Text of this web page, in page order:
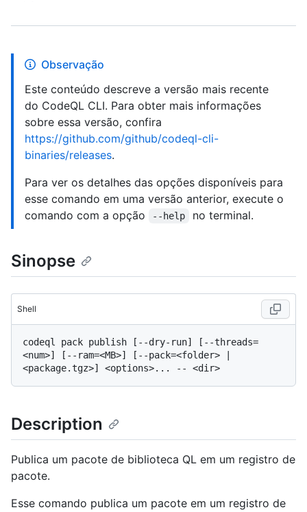
Observação
Este conteúdo descreve a versão mais recente
do CodeQL CLI. Para obter mais informações
sobre essa versão, confira
https://github.com/github/codeql-cli-
binaries/releases.
Para ver os detalhes das opções disponíveis para
esse comando em uma versão anterior, execute o
comando com a opção
--help no terminal.
Sinopse
Shell
codeql pack publish [--dry-run] [--threads=
<num>] [--ram=<MB>] [--pack=<folder> |
Description
Publica um pacote de biblioteca QL em um registro de
pacote.
Esse comando publica um pacote em um registro de